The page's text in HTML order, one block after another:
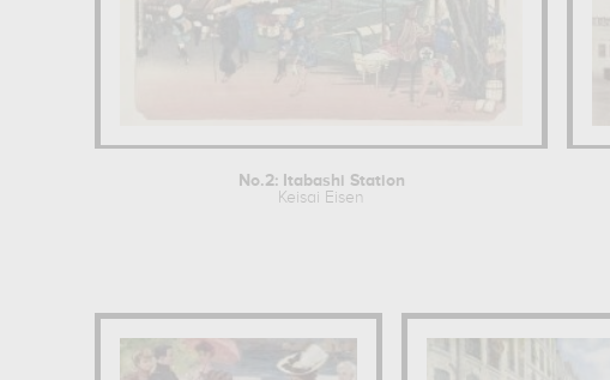
No.2: Itabashi Station
Keisai Eisen